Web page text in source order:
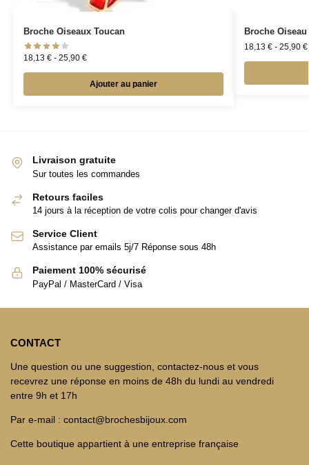
Broche Oiseaux Toucan
18,13 €- 25,90 €
Ajouter au panier
Broche
18,13 €- 25,90 €
Livraison gratuite
Sur toutes les commandes
Retours faciles
14 jours à la réception de votre colis pour changer d'avis
Service Client
Assistance par emails 5j/7 Réponse sous 48h
Paiement 100% sécurisé
PayPal / MasterCard / Visa
CONTACT
Une question ou une suggestion, contactez-nous et vous
recevrez une réponse en moins de 48h du lundi au vendredi
entre 9h et 17h
Par e-mail : contact@brochesbijoux.com
Cette boutique appartient à une entreprise française